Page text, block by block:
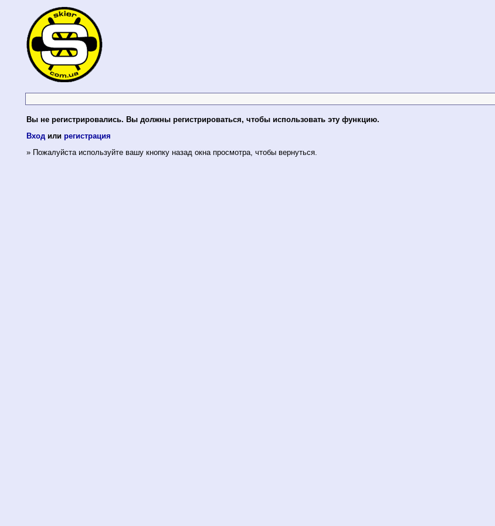
Вы не регистрировались. Вы должны регистрироваться, чтобы использовать эту функцию.
Входили регистрация
» Пожалуйста используйте вашу кнопку назад окна просмотра, чтобы вернуться.